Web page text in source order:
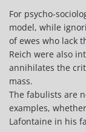
For psycho-
model, while
of ewes who lack
Reich were also
annihilates the
mass.
The fabulists are
examples,
Lafontaine in his